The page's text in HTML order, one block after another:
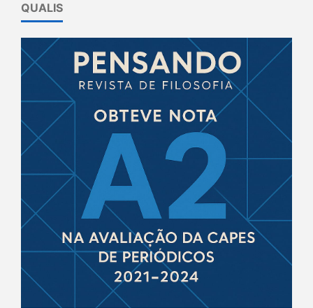
QUALIS